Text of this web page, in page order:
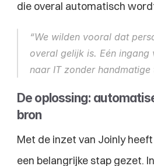
die overal automatisch
“We wilden vooral dat
overal gelijk is. Eén ingang
naar IT zonder handmatige
De oplossing:
bron
Met de inzet van Joinly
een belangrijke stap gezet.